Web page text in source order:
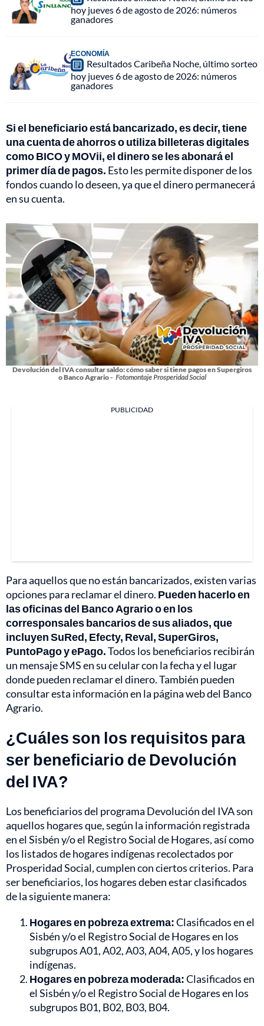
hoy jueves 6 de agosto de 2026: números
ganadores
ECONOMÍA
Resultados Caribeña Noche, último sorteo
hoy jueves 6 de agosto de 2026: números
ganadores
Si el beneficiario está bancarizado, es decir, tiene
una cuenta de ahorros o utiliza billeteras digitales
como BICO y MOVii, el dinero se les abonará el
primer día de pagos. Esto les permite disponer de los
fondos cuando lo deseen, ya que el dinero permanecerá
en su cuenta.
Devolución del IVA consultar saldo: cómo saber si tiene pagos en Supergiros
o Banco Agrario - Fotomontaje Prosperidad Social
PUBLICIDAD
Para aquellos que no están bancarizados, existen varias
opciones para reclamar el dinero. Pueden hacerlo en
las oficinas del Banco Agrario o en los
corresponsales bancarios de sus aliados, que
incluyen SuRed, Efecty, Reval, SuperGiros,
PuntoPago y ePago.Todos los beneficiarios recibirán
un mensaje SMS en su celular con la fecha y el lugar
donde pueden reclamar el dinero. También pueden
consultar esta información en la página web del Banco
Agrario.
¿Cuáles son los requisitos para
ser beneficiario de Devolución
del IVA?
Los beneficiarios del programa Devolución del IVA son
aquellos hogares que, según la información registrada
en el Sisbén y/o el Registro Social de Hogares, así como
los listados de hogares indígenas recolectados por
Prosperidad Social, cumplen con ciertos criterios. Para
ser beneficiarios, los hogares deben estar clasificados
de la siguiente manera:
Hogares en pobreza extrema:Clasificados en el
Sisbén y/o el Registro Social de Hogares en los
subgrupos A01, A02, A03, A04, A05, y los hogares
indígenas.
Hogares en pobreza moderada:Clasificados en
el Sisbén y/o el Registro Social de Hogares en los
subgrupos B01, B02, B03, B04.